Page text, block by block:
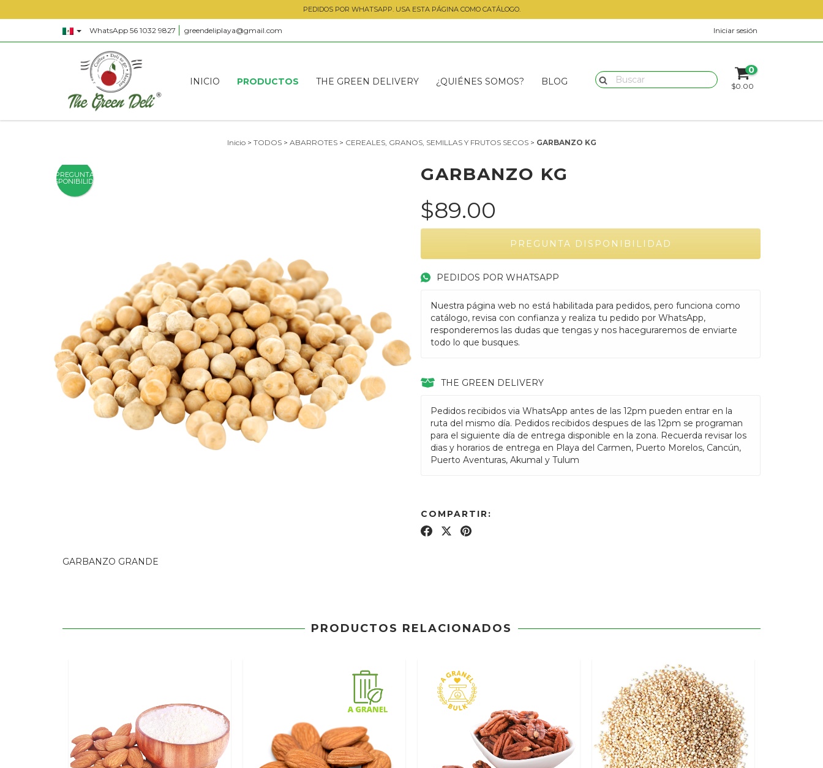
PEDIDOS POR WHATSAPP. USA ESTA PÁGINA COMO CATÁLOGO.
WhatsApp 56 1032 9827 greendeliplaya@gmail.com Iniciar sesión
INICIO PRODUCTOS THE GREEN DELIVERY ¿QUIÉNES SOMOS? BLOG
0
$0.00
Inicio > TODOS > ABARROTES > CEREALES, GRANOS, SEMILLAS Y FRUTOS SECOS > GARBANZO KG
PREGUNTA
DISPONIBILIDAD GARBANZO KG
$89.00
PEDIDOS POR WHATSAPP
Nuestra página web no está habilitada para pedidos, pero funciona como
catálogo, revisa con confianza y realiza tu pedido por WhatsApp,
responderemos las dudas que tengas y nos haceguraremos de enviarte
todo lo que busques.
THE GREEN DELIVERY
Pedidos recibidos via WhatsApp antes de las 12pm pueden entrar en la
ruta del mismo día. Pedidos recibidos despues de las 12pm se programan
para el siguiente día de entrega disponible en la zona. Recuerda revisar los
dias y horarios de entrega en Playa del Carmen, Puerto Morelos, Cancún,
Puerto Aventuras, Akumal y Tulum
COMPARTIR:
GARBANZO GRANDE
PRODUCTOS RELACIONADOS